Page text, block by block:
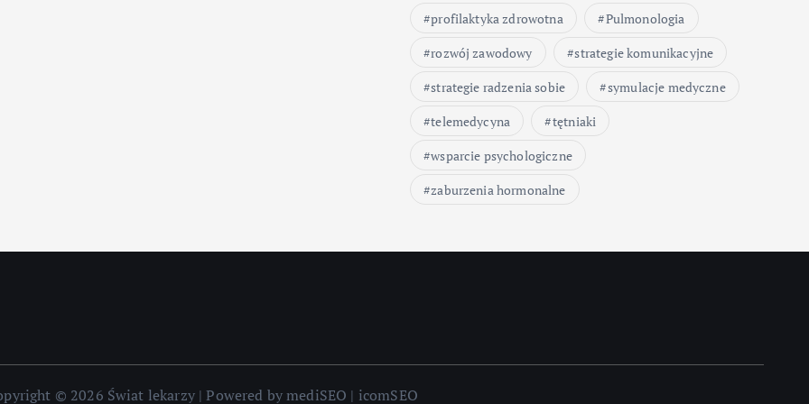
profilaktyka zdrowotna
Pulmonologia
rozwój zawodowy
strategie komunikacyjne
strategie radzenia sobie
symulacje medyczne
telemedycyna
tętniaki
wsparcie psychologiczne
zaburzenia hormonalne
© 2026 Świat lekarzy | Powered by mediSEO | icomSEO